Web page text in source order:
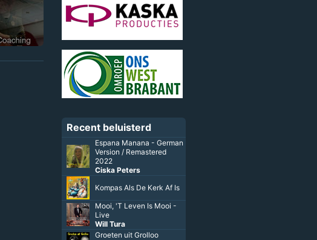
Recent beluisterd
Espana Manana - German
Version / Remastered
2022
Ciska Peters
Kompas Als De Kerk Af Is
Mooi, 'T Leven Is Mooi -
Live
Will Tura
Groeten uit Grolloo